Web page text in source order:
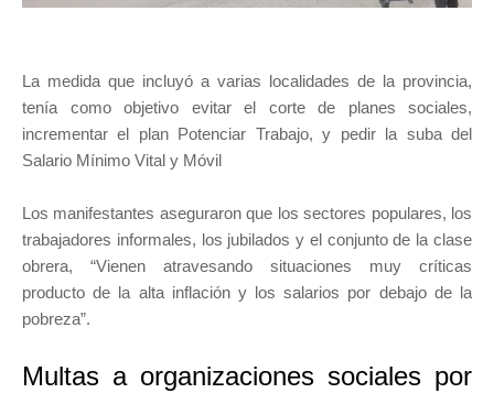
La medida que incluyó a varias localidades de la provincia,
tenía como objetivo evitar el corte de planes sociales,
incrementar el plan Potenciar Trabajo, y pedir la suba del
Salario Mínimo Vital y Móvil
Los manifestantes aseguraron que los sectores populares, los
trabajadores informales, los jubilados y el conjunto de la clase
obrera, “Vienen atravesando situaciones muy críticas
producto de la alta inflación y los salarios por debajo de la
pobreza”.
Multas a organizaciones sociales por